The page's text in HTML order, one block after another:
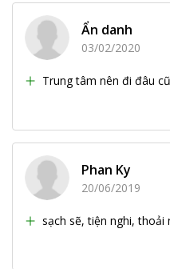
Ẩn danh
03/02/2020
Trung tâm nên đi đâu
Phan Ky
20/06/2019
sạch sẽ, tiện nghi, thoải